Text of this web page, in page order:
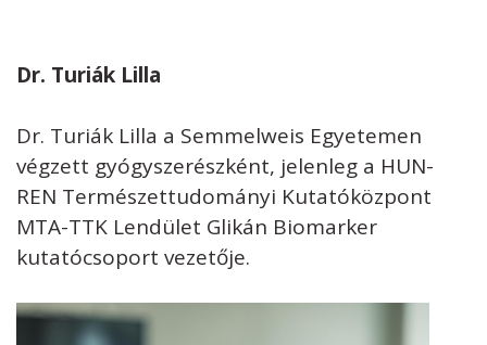
Dr. Turiák Lilla
Dr. Turiák Lilla a Semmelweis Egyetemen
végzett gyógyszerészként, jelenleg a HUN-
REN Természettudományi Kutatóközpont
MTA-TTK Lendület Glikán Biomarker
kutatócsoport vezetője.